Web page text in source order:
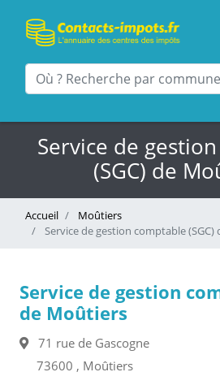
Service de
(SGC) de
Accueil
Moûtiers
Service de gestion comptable
Service de gestion
de Moûtiers
71 rue de Gascogne
73600 , Moûtiers